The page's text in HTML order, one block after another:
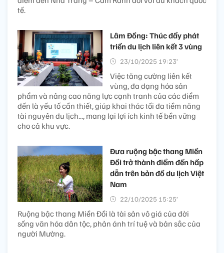
tế.
Lâm Đồng: Thúc đẩy phát
triển du lịch liên kết 3 vùng
23/10/2025 19:23’
Việc tăng cường liên kết
vùng, đa dạng hóa sản
phẩm và nâng cao năng lực cạnh tranh của các điểm
đến là yếu tố cần thiết, giúp khai thác tối đa tiềm năng
tài nguyên du lịch..., mang lại lợi ích kinh tế bền vững
cho cả khu vực.
Đưa ruộng bậc thang Miền
Đồi trở thành điểm đến hấp
dẫn trên bản đồ du lịch Việt
Nam
22/10/2025 15:25’
Ruộng bậc thang Miền Đồi là tài sản vô giá của đời
sống văn hóa dân tộc, phản ánh trí tuệ và bản sắc của
người Mường.